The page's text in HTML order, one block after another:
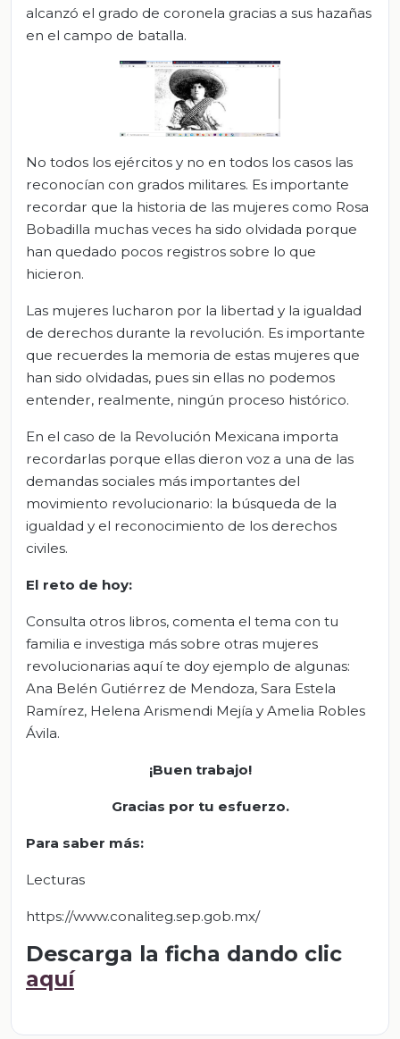
alcanzó el grado de coronela gracias a sus hazañas
en el campo de batalla.
No todos los ejércitos y no en todos los casos las
reconocían con grados militares. Es importante
recordar que la historia de las mujeres como Rosa
Bobadilla muchas veces ha sido olvidada porque
han quedado pocos registros sobre lo que
hicieron.
Las mujeres lucharon por la libertad y la igualdad
de derechos durante la revolución. Es importante
que recuerdes la memoria de estas mujeres que
han sido olvidadas, pues sin ellas no podemos
entender, realmente, ningún proceso histórico.
En el caso de la Revolución Mexicana importa
recordarlas porque ellas dieron voz a una de las
demandas sociales más importantes del
movimiento revolucionario: la búsqueda de la
igualdad y el reconocimiento de los derechos
civiles.
El reto de hoy:
Consulta otros libros, comenta el tema con tu
familia e investiga más sobre otras mujeres
revolucionarias aquí te doy ejemplo de algunas:
Ana Belén Gutiérrez de Mendoza, Sara Estela
Ramírez, Helena Arismendi Mejía y Amelia Robles
Ávila.
¡Buen trabajo!
Gracias por tu esfuerzo.
Para saber más:
Lecturas
https://www.conaliteg.sep.gob.mx/
Descarga la ficha dando clic
aquí